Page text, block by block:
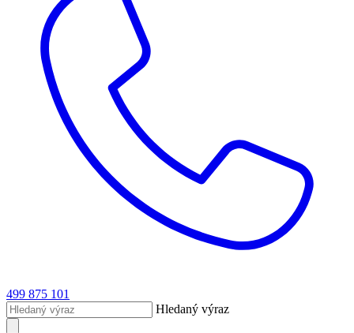
499 875 101
Hledaný výraz